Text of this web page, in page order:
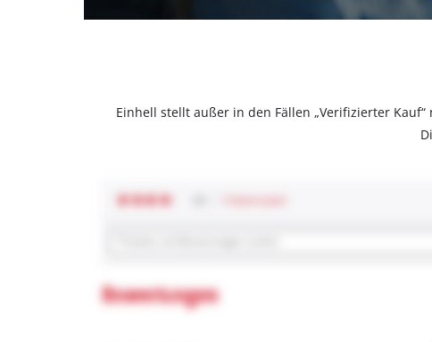
Einhell stellt außer in den Fällen „Verifizierter